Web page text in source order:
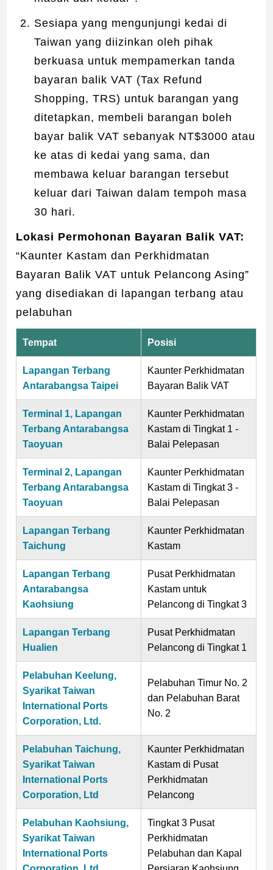
Sesiapa yang mengunjungi kedai di
Taiwan yang diizinkan oleh pihak
berkuasa untuk mempamerkan tanda
bayaran balik VAT (Tax Refund
Shopping, TRS) untuk barangan yang
ditetapkan, membeli barangan boleh
bayar balik VAT sebanyak NT$3000 atau
ke atas di kedai yang sama, dan
membawa keluar barangan tersebut
keluar dari Taiwan dalam tempoh masa
30 hari.
Lokasi Permohonan Bayaran Balik VAT:
“Kaunter Kastam dan Perkhidmatan
Bayaran Balik VAT untuk Pelancong Asing”
yang disediakan di lapangan terbang atau
pelabuhan
Tempat Posisi
Lapangan Terbang
Antarabangsa Taipei
Kaunter Perkhidmatan
Bayaran Balik VAT
Terminal 1, Lapangan
Terbang Antarabangsa
Taoyuan
Kaunter Perkhidmatan
Kastam di Tingkat 1 -
Balai Pelepasan
Terminal 2, Lapangan
Terbang Antarabangsa
Taoyuan
Kaunter Perkhidmatan
Kastam di Tingkat 3 -
Balai Pelepasan
Lapangan Terbang
Taichung
Kaunter Perkhidmatan
Kastam
Lapangan Terbang
Antarabangsa
Kaohsiung
Pusat Perkhidmatan
Kastam untuk
Pelancong di Tingkat 3
Lapangan Terbang
Hualien
Pusat Perkhidmatan
Pelancong di Tingkat 1
Pelabuhan Keelung,
Syarikat Taiwan
International Ports
Corporation, Ltd.
Pelabuhan Timur No. 2
dan Pelabuhan Barat
No. 2
Pelabuhan Taichung,
Syarikat Taiwan
International Ports
Corporation, Ltd
Kaunter Perkhidmatan
Kastam di Pusat
Perkhidmatan
Pelancong
Pelabuhan Kaohsiung,
Syarikat Taiwan
International Ports
Tingkat 3 Pusat
Perkhidmatan
Pelabuhan dan Kapal